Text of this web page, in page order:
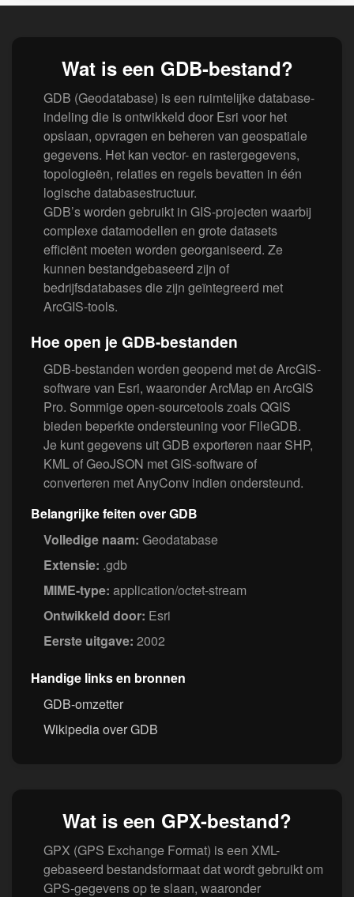
Wat is een GDB-bestand?
GDB (Geodatabase) is een ruimtelijke database-
indeling die is ontwikkeld door Esri voor het
opslaan, opvragen en beheren van geospatiale
gegevens. Het kan vector- en rastergegevens,
topologieën, relaties en regels bevatten in één
logische databasestructuur.
GDB’s worden gebruikt in GIS-projecten waarbij
complexe datamodellen en grote datasets
efficiënt moeten worden georganiseerd. Ze
kunnen bestandgebaseerd zijn of
bedrijfsdatabases die zijn geïntegreerd met
ArcGIS-tools.
Hoe open je GDB-bestanden
GDB-bestanden worden geopend met de ArcGIS-
software van Esri, waaronder ArcMap en ArcGIS
Pro. Sommige open-sourcetools zoals QGIS
bieden beperkte ondersteuning voor FileGDB.
Je kunt gegevens uit GDB exporteren naar SHP,
KML of GeoJSON met GIS-software of
converteren met AnyConv indien ondersteund.
Belangrijke feiten over GDB
Volledige naam: Geodatabase
Extensie: .gdb
MIME-type: application/octet-stream
Ontwikkeld door: Esri
Eerste uitgave: 2002
Handige links en bronnen
GDB-omzetter
Wikipedia over GDB
Wat is een GPX-bestand?
GPX (GPS Exchange Format) is een XML-
gebaseerd bestandsformaat dat wordt gebruikt om
GPS-gegevens op te slaan, waaronder